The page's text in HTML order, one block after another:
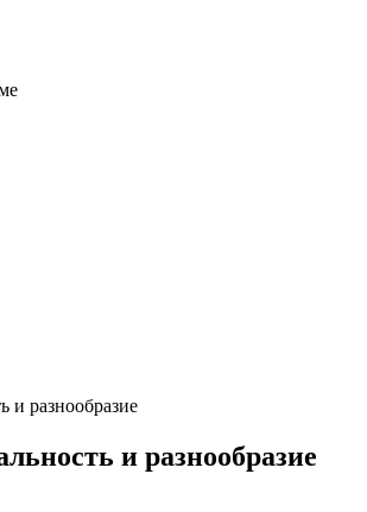
и разнообразие
и разнообразие